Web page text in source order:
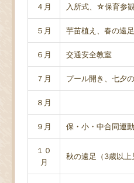
４月 入所式、☆保育参
５月 芋苗植え、春の遠
６月 交通安全教室
７月 プール開き、七夕
８月
９月 保・小・中合同運
１０
月
秋の遠足（3歳以